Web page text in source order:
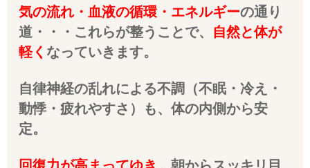
気の流れ・血液の循環・エネルギーの通り
道・・・これらが整うことで、 自然と体が
軽く なっていきます。
自律神経の乱れによる不調（不眠・冷え・
動悸・疲れやすさ）も、体の内側から安
定。
回復力が高まってゆき 、朝からスッキリ目